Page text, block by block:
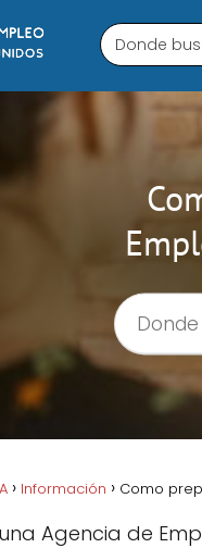
Información Como
Agencia de